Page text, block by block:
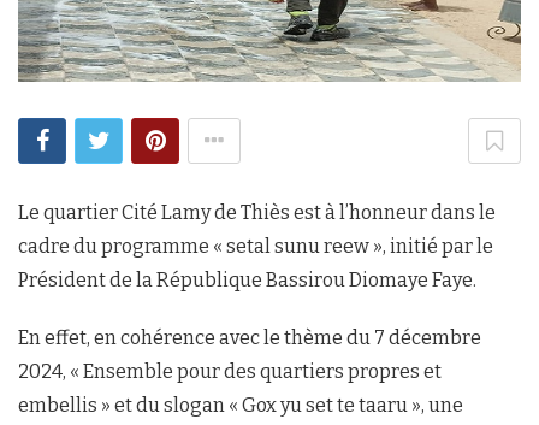
Le quartier Cité Lamy de Thiès est à l’honneur dans le
cadre du programme « setal sunu reew », initié par le
Président de la République Bassirou Diomaye Faye.
En effet, en cohérence avec le thème du 7 décembre
2024, « Ensemble pour des quartiers propres et
embellis » et du slogan « Gox yu set te taaru », une